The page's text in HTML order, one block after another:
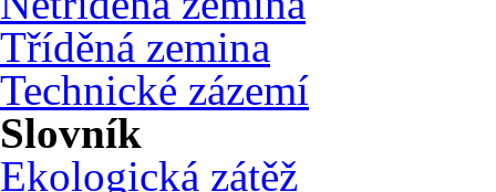
Tříděná zemina
Technické zázemí
Slovník
Ekologická zátěž